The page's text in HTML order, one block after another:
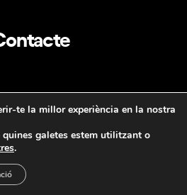
ENG
te la millor experiència en la nostra
quines galetes estem utilitzant o
.